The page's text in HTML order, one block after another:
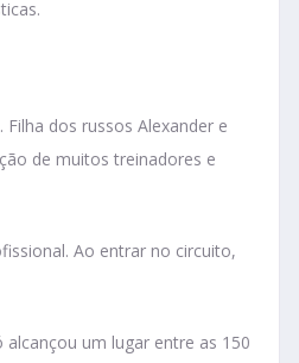
dos russos Alexander e
de muitos treinadores e
Ao entrar no circuito,
um lugar entre as 150